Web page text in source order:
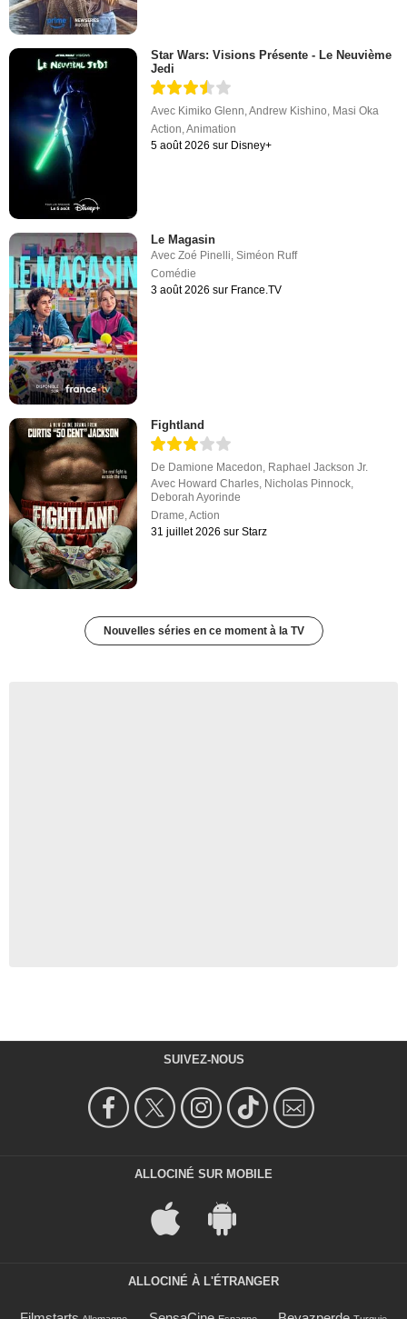
Star Wars: Visions Présente - Le Neuvième
Jedi
Avec Kimiko Glenn,Andrew Kishino, Masi Oka
Action,Animation
5 août 2026 sur Disney+
Le Magasin
AvecZoé Pinelli,Siméon Ruff
Comédie
3 août 2026 sur France.TV
Fightland
De Damione Macedon Raphael Jackson Jr.
Avec Howard Charles Nicholas Pinnock
Deborah Ayorinde
Drame ,Action
31 juillet 2026 sur Starz
Nouvelles séries en ce moment à la TV
SUIVEZ-NOUS
ALLOCINÉ SUR MOBILE
ALLOCINÉ À L'ÉTRANGER